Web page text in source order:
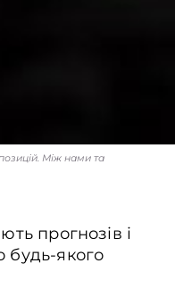
Між нами та
прогнозів і
будь-якого